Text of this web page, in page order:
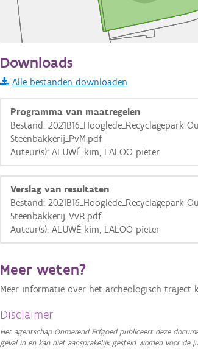
Informatie Vlaanderen
i
+ −
Basis Lagen
Ortho
GRB-Basiskaart in grijswaarden
Downloads
Alle bestanden downloaden
Programma van maatregelen
Bestand: 2021B16_Hooglede_Recyclagepark
Steenbakkerij_PvM.pdf
Auteur(s): ALUWÉ kim, LALOO pieter
Verslag van resultaten
Bestand: 2021B16_Hooglede_Recyclagepark
Steenbakkerij_VvR.pdf
Auteur(s): ALUWÉ kim, LALOO pieter
Meer weten?
Meer informatie over het archeologisch
Disclaimer
Het agentschap Onroerend Erfgoed publiceert deze
geval in en kan niet aansprakelijk gesteld worden voor